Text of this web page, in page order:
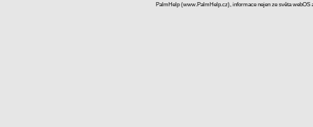
PalmHelp (www.PalmHelp.cz), informace nejen ze světa